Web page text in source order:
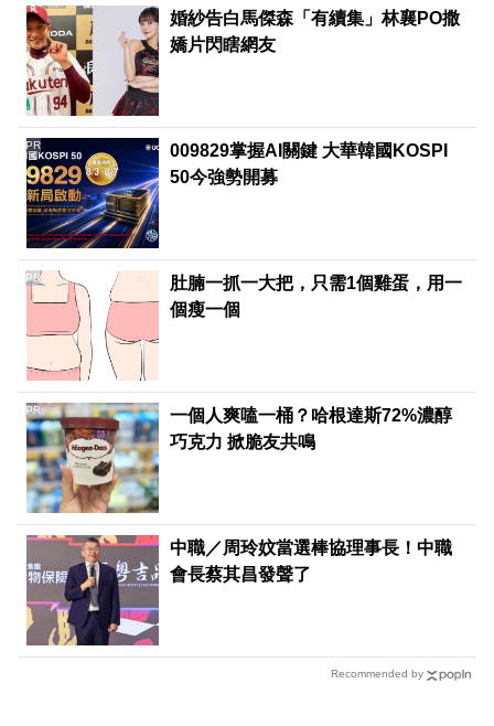
婚紗告白馬傑森「有續集」林襄PO撒
嬌片閃瞎網友
009829掌握AI關鍵 大華韓國KOSPI
50今強勢開募
PR
肚腩一抓一大把，只需1個雞蛋，用一
個瘦一個
PR
一個人爽嗑一桶？哈根達斯72%濃醇
巧克力 掀脆友共鳴
PR
中職／周玲妏當選棒協理事長！中職
會長蔡其昌發聲了
Recommended by